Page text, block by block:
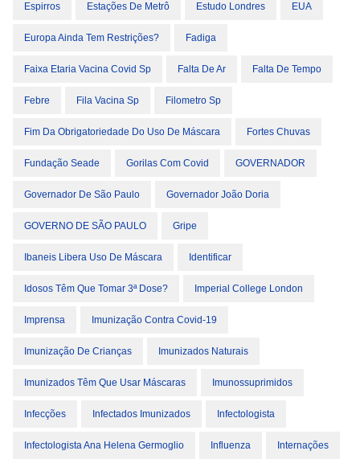
Espirros Estações De Metrô Estudo Londres EUA
Europa Ainda Tem Restrições? Fadiga
Faixa Etaria Vacina Covid Sp Falta De Ar Falta De Tempo
Febre Fila Vacina Sp Filometro Sp
Fim Da Obrigatoriedade Do Uso De Máscara Fortes Chuvas
Fundação Seade Gorilas Com Covid GOVERNADOR
Governador De São Paulo Governador João Doria
GOVERNO DE SÃO PAULO Gripe
Ibaneis Libera Uso De Máscara Identificar
Idosos Têm Que Tomar 3ª Dose? Imperial College London
Imprensa Imunização Contra Covid-19
Imunização De Crianças Imunizados Naturais
Imunizados Têm Que Usar Máscaras Imunossuprimidos
Infecções Infectados Imunizados Infectologista
Infectologista Ana Helena Germoglio Influenza Internações